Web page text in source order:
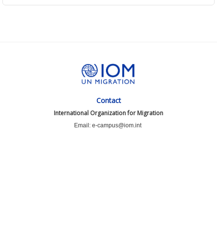
Contact
International Organization for Migration
Email: e-campus@iom.int